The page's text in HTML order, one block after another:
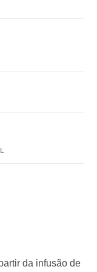
da infusão de